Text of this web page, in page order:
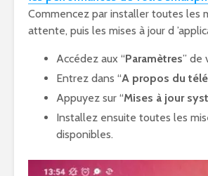
Commencez par installer toutes les
attente, puis les mises à jour d
Accédez aux “Paramètres” de
Entrez dans “A propos du
Appuyez sur “Mises à jour
Installez ensuite toutes les
disponibles.